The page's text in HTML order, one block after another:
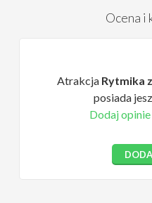
Ocena i
Atrakcja Rytmika
posiada
Dodaj opinie